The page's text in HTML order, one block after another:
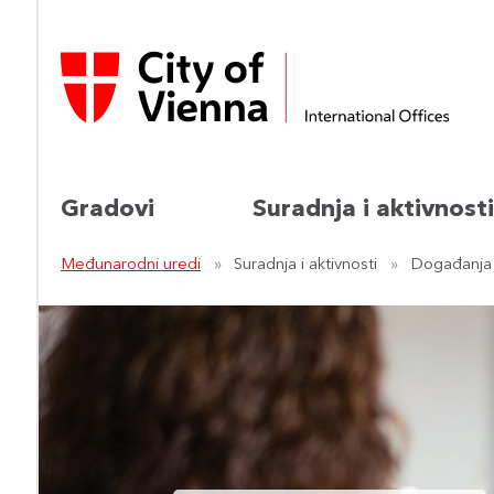
Gradovi Suradnja i aktivnosti
Međunarodni uredi Suradnja i aktivnosti Događanja